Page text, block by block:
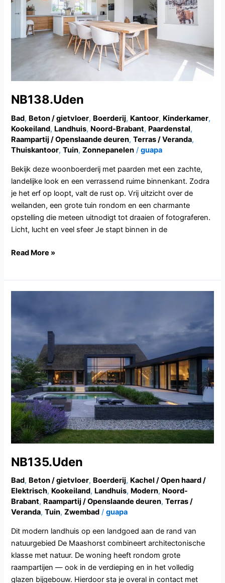
NB138.Uden
Bad, Beton / gietvloer, Boerderij, Kantoor, Kinderkamer,
Kookeiland, Landhuis, Noord-Brabant, Paardenstal,
Raampartij / Openslaande deuren,Terras / Veranda,
Thuiskantoor,Tuin,Zonnepanelen /guapa
Bekijk deze woonboerderij met paarden met een zachte,
landelijke look en een verrassend ruime binnenkant. Zodra
je het erf op loopt, valt de rust op. Vrij uitzicht over de
weilanden, een grote tuin rondom en een charmante
opstelling die meteen uitnodigt tot draaien of fotograferen.
Licht, lucht en veel sfeer Je stapt binnen in de
Read More »
NB135.Uden
Bad, Beton / gietvloer, Boerderij, Kachel / Open haard /
Elektrisch, Kookeiland, Landhuis, Modern, Noord-
Brabant, Raampartij / Openslaande deuren,Terras /
Veranda,Tuin,Zwembad /guapa
Dit modern landhuis op een landgoed aan de rand van
natuurgebied De Maashorst combineert architectonische
klasse met natuur. De woning heeft rondom grote
raampartijen — ook in de verdieping en in het volledig
glazen bijgebouw. Hierdoor sta je overal in contact met